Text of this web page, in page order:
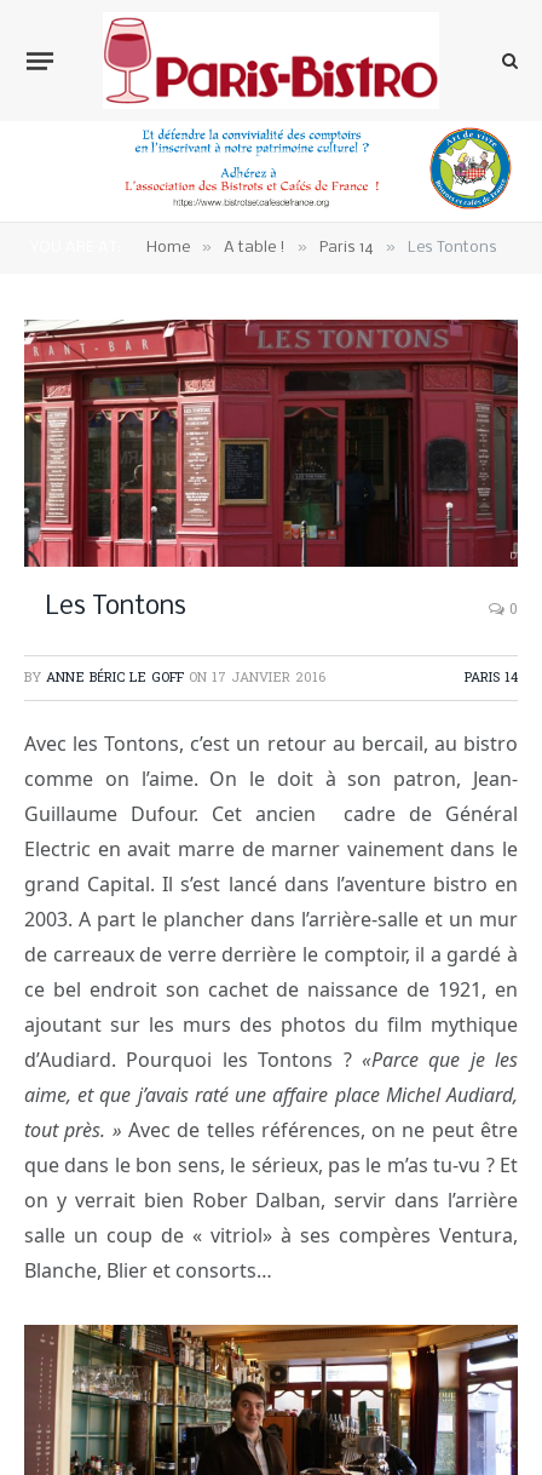
Home » A table ! » Paris 14 » Les Tontons
Les Tontons 0
BY ANNE BÉRIC LE GOFF ON 17 JANVIER 2016 PARIS 14
Avec les Tontons, c’est un retour au bercail, au bistro
comme on l’aime. On le doit à son patron, Jean-
Guillaume Dufour. Cet ancien cadre de Général
Electric en avait marre de marner vainement dans le
grand Capital. Il s’est lancé dans l’aventure bistro en
2003. A part le plancher dans l’arrière-salle et un mur
de carreaux de verre derrière le comptoir, il a gardé à
ce bel endroit son cachet de naissance de 1921, en
ajoutant sur les murs des photos du film mythique
d’Audiard. Pourquoi les Tontons ? «Parce que je les
aime, et que j’avais raté une affaire place Michel Audiard,
tout près. » Avec de telles références, on ne peut être
que dans le bon sens, le sérieux, pas le m’as tu-vu ? Et
on y verrait bien Rober Dalban, servir dans l’arrière
salle un coup de « vitriol» à ses compères Ventura,
Blanche, Blier et consorts…